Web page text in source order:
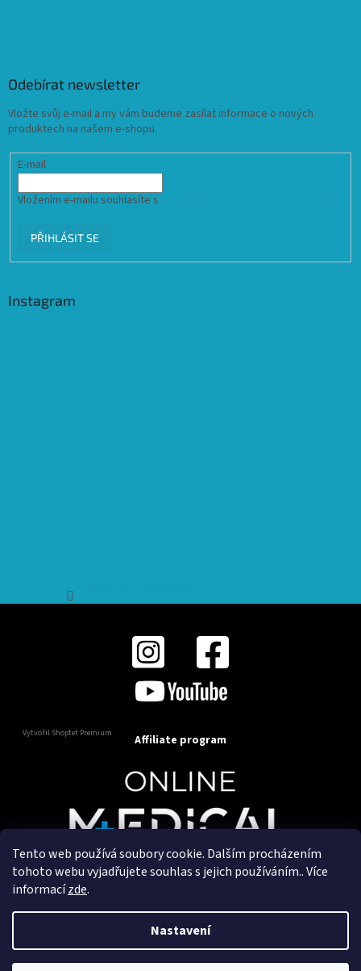
Tento web používá soubory cookie. Dalším procházením
tohoto webu vyjadřujete souhlas s jejich používáním.. Více
informacízde.
Nastavení
Odebírat newsletter
Vložte svůj e-mail a my vám budeme zasílat informace o nových
produktech na našem e-shopu.
E-mail
Vložením e-mailu souhlasíte s
PŘIHLÁSIT SE
Instagram
Vytvořil Shoptet Premium Affiliate program
Copyright 2025OnlineMedical.cz. Všechna práva
Vytvořil a marketingově zajišťuje